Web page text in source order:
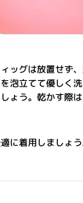
ッグは放置せず
泡立てて優しく
ょう。乾かす際
に着用しましょ